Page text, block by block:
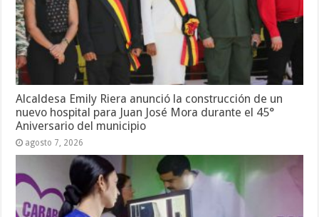
Alcaldesa Emily Riera anunció la construcción de un
nuevo hospital para Juan José Mora durante el 45°
Aniversario del municipio
agosto 7, 2026